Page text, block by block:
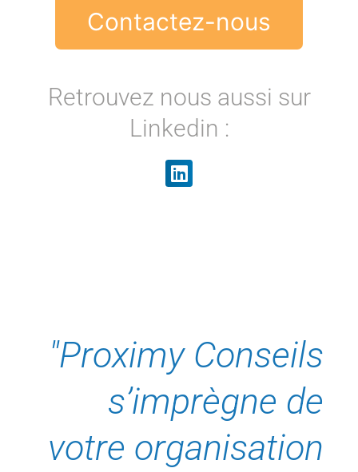
Contactez-nous
Retrouvez nous aussi sur
Linkedin :
"Proximy Conseils
s’imprègne de
votre organisation